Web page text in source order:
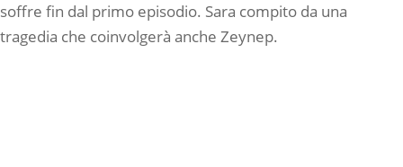
soffre fin dal primo episodio. Sara compito da una
tragedia che coinvolgerà anche Zeynep.